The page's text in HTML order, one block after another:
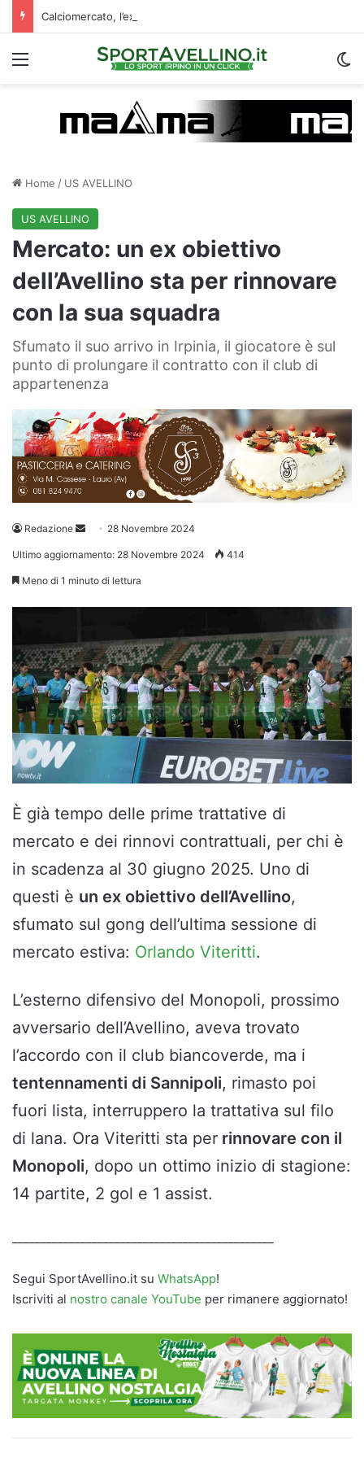
Menu
Home / US AVELLINO
US AVELLINO
Mercato: un ex obiettivo
dell’Avellino sta per rinnovare
con la sua squadra
Sfumato il suo arrivo in Irpinia, il giocatore è sul
punto di prolungare il contratto con il club di
appartenenza
Redazione
Invia 28 Novembre 2024
Ultimo aggiornamento: 28 Novembre 2024 414
Meno di 1 minuto di lettura
È già tempo delle prime trattative di
mercato e dei rinnovi contrattuali, per chi è
in scadenza al 30 giugno 2025. Uno di
questi è un ex obiettivo dell’Avellino,
sfumato sul gong dell’ultima sessione di
mercato estiva: Orlando Viteritti.
L’esterno difensivo del Monopoli, prossimo
avversario dell’Avellino, aveva trovato
l’accordo con il club biancoverde, ma i
tentennamenti di Sannipoli, rimasto poi
fuori lista, interruppero la trattativa sul filo
di lana. Ora Viteritti sta per rinnovare con il
Monopoli, dopo un ottimo inizio di stagione:
14 partite, 2 gol e 1 assist.
Segui SportAvellino.it su WhatsApp!
Iscriviti al nostro canale YouTube per rimanere aggiornato!